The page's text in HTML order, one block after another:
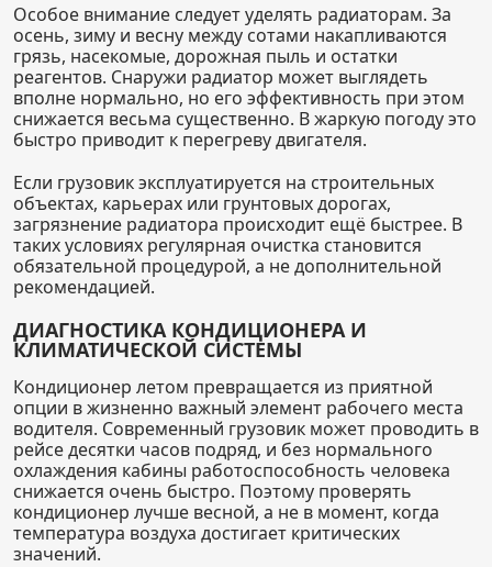
Особое внимание следует уделять радиаторам. За
осень, зиму и весну между сотами накапливаются
грязь, насекомые, дорожная пыль и остатки
реагентов. Снаружи радиатор может выглядеть
вполне нормально, но его эффективность при этом
снижается весьма существенно. В жаркую погоду это
быстро приводит к перегреву двигателя.
Если грузовик эксплуатируется на строительных
объектах, карьерах или грунтовых дорогах,
загрязнение радиатора происходит ещё быстрее. В
таких условиях регулярная очистка становится
обязательной процедурой, а не дополнительной
рекомендацией.
ДИАГНОСТИКА КОНДИЦИОНЕРА И
КЛИМАТИЧЕСКОЙ СИСТЕМЫ
Кондиционер летом превращается из приятной
опции в жизненно важный элемент рабочего места
водителя. Современный грузовик может проводить в
рейсе десятки часов подряд, и без нормального
охлаждения кабины работоспособность человека
снижается очень быстро. Поэтому проверять
кондиционер лучше весной, а не в момент, когда
температура воздуха достигает критических
значений.